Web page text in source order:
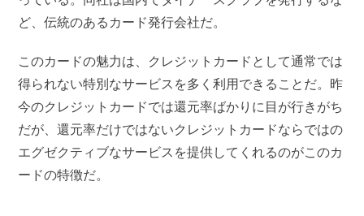
ど、伝統のあるカード発行会社だ。
このカードの魅力は、クレジットカードとして通常では
得られない特別なサービスを多く利用できることだ。昨
今のクレジットカードでは還元率ばかりに目が行きがち
だが、還元率だけではないクレジットカードならではの
エグゼクティブなサービスを提供してくれるのがこのカ
ードの特徴だ。